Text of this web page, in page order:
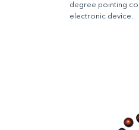
degree pointing
electronic device.